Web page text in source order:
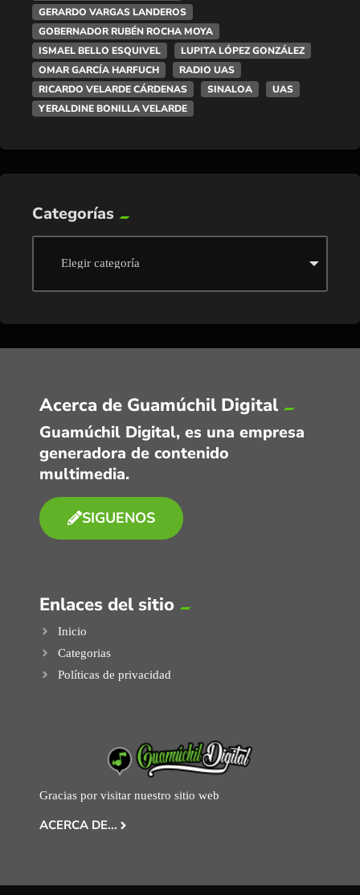
GERARDO VARGAS LANDEROS
GOBERNADOR RUBÉN ROCHA MOYA
ISMAEL BELLO ESQUIVEL
LUPITA LÓPEZ GONZÁLEZ
OMAR GARCÍA HARFUCH
RADIO UAS
RICARDO VELARDE CÁRDENAS
SINALOA
UAS
YERALDINE BONILLA VELARDE
Categorías
Acerca de Guamúchil Digital
Guamúchil Digital, es una empresa
generadora de contenido
multimedia.
SIGUENOS
Enlaces del sitio
Inicio
Categorias
Políticas de privacidad
Gracias por visitar nuestro sitio web
ACERCA DE...